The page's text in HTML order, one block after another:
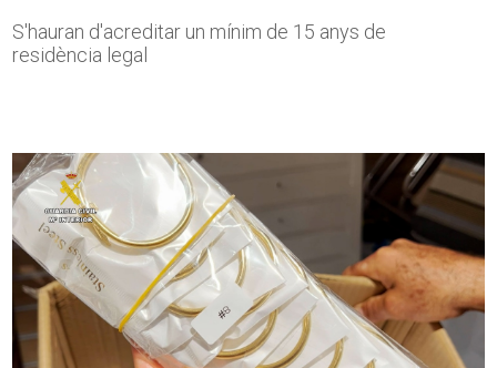
S'hauran d'acreditar un mínim de 15 anys de
residència legal